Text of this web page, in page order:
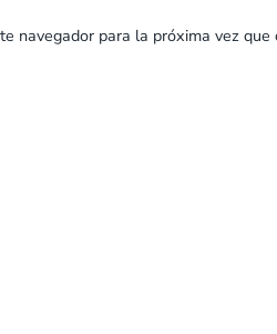
navegador para la próxima vez que